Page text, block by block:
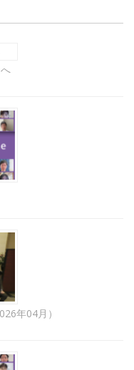
年04月）